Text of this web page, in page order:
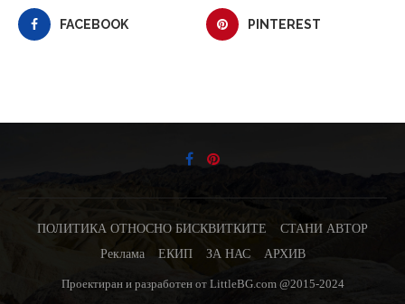
FACEBOOK PINTEREST
ПОЛИТИКА ОТНОСНО БИСКВИТКИТЕ
СТАНИ АВТОР
Реклама
ЕКИП ЗА НАС АРХИВ
Проектиран и разработен от LittleBG.com @2015-2024